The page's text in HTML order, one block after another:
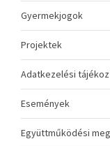
Gyermekjogok
Projektek
Adatkezelési
Események
Együttműködési